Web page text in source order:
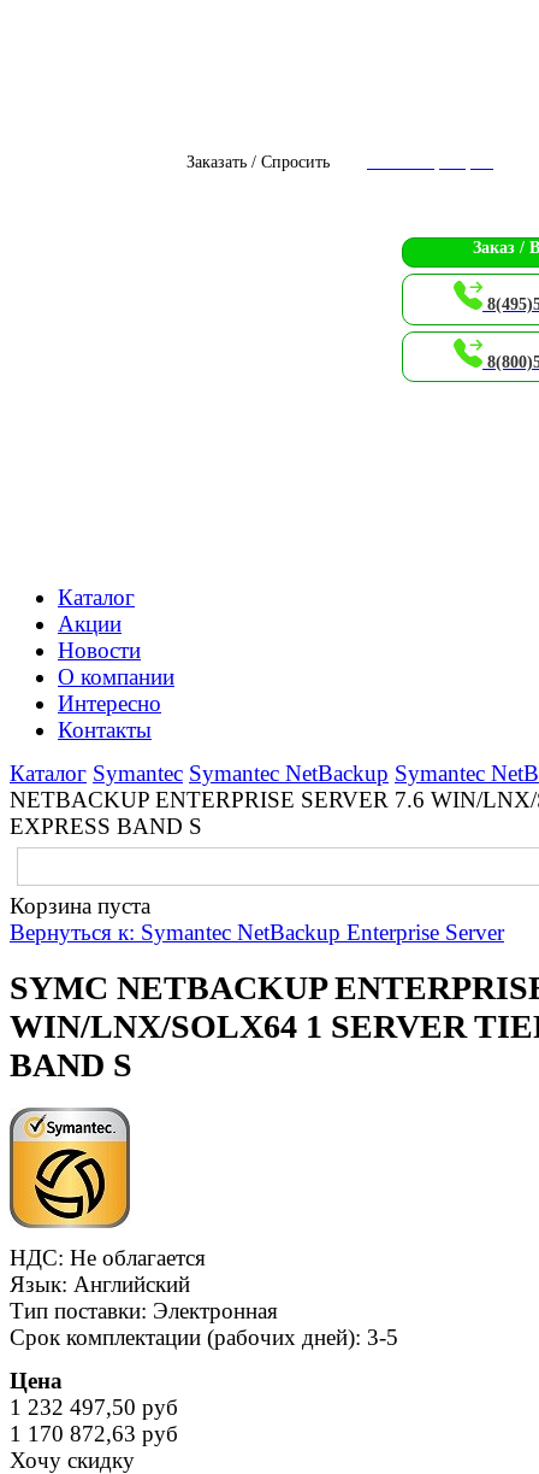
Заказать / Спросить
Заказ /
Каталог
Акции
Новости
О компании
Интересно
Контакты
Каталог Symantec Symantec NetBackup Symantec
NETBACKUP ENTERPRISE SERVER 7.6 WIN/
EXPRESS BAND S
Корзина пуста
Вернуться к: Symantec NetBackup Enterprise Server
SYMC NETBACKUP
WIN/LNX/SOLX64 1 SERVER
BAND S
НДС: Не облагается
Язык: Английский
Тип поставки: Электронная
Срок комплектации (рабочих дней): 3-5
Цена
1 232 497,50 руб
1 170 872,63 руб
Хочу скидку